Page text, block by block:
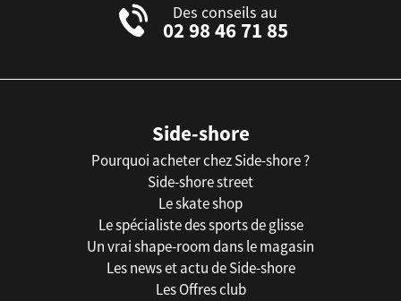
Des conseils au
02 98 46 71 85
Side-shore
Pourquoi acheter chez Side-shore ?
Side-shore street
Le skate shop
Le spécialiste des sports de glisse
Un vrai shape-room dans le magasin
Les news et actu de Side-shore
Les Offres club